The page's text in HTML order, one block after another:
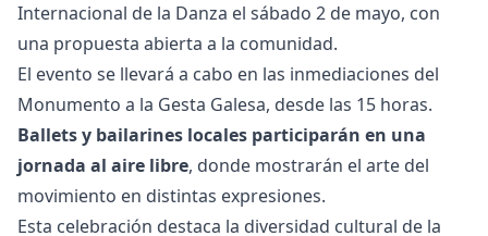
Internacional de la Danza el sábado 2 de mayo, con
una propuesta abierta a la comunidad.
El evento se llevará a cabo en las inmediaciones del
Monumento a la Gesta Galesa, desde las 15 horas.
Ballets y bailarines locales participarán en una
jornada al aire libre, donde mostrarán el arte del
movimiento en distintas expresiones.
Esta celebración destaca la diversidad cultural de la